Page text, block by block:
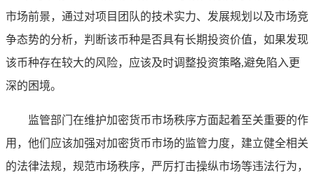
市场前景，通过对项目团队的技术实力、发展规划以及市场竞
争态势的分析，判断该币种是否具有长期投资价值，如果发现
该币种存在较大的风险，应该及时调整投资策略,避免陷入更
深的困境。
监管部门在维护加密货币市场秩序方面起着至关重要的作
用，他们应该加强对加密货币市场的监管力度，建立健全相关
的法律法规，规范市场秩序，严厉打击操纵市场等违法行为，